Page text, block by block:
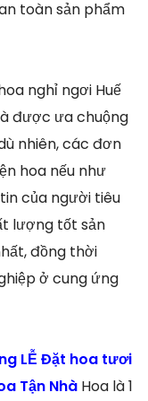
toàn sản phẩm
nghỉ ngơi Huế
được ưa chuộng
nhiên, các đơn
hoa nếu như
của người tiêu
lượng tốt sản
đồng thời
ở cung ứng
LỄ Đặt hoa tươi
Tận Nhà Hoa là 1